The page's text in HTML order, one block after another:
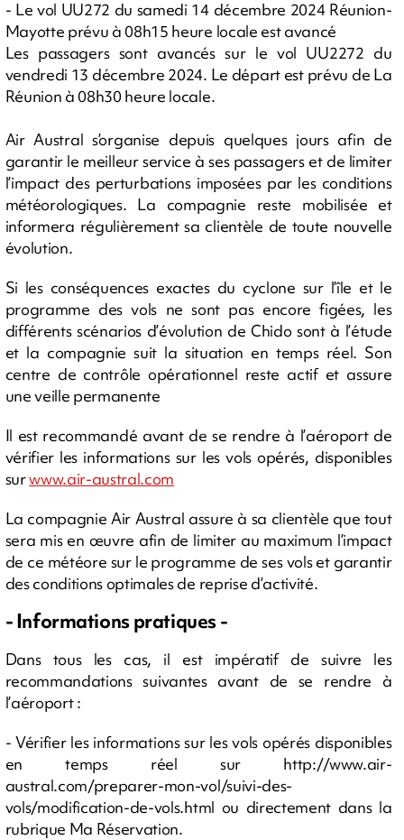
- Le vol UU272 du samedi 14 décembre 2024 Réunion-
Mayotte prévu à 08h15 heure locale est avancé
Les passagers sont avancés sur le vol UU2272 du
vendredi 13 décembre 2024. Le départ est prévu de La
Réunion à 08h30 heure locale.
Air Austral s’organise depuis quelques jours afin de
garantir le meilleur service à ses passagers et de limiter
l’impact des perturbations imposées par les conditions
météorologiques. La compagnie reste mobilisée et
informera régulièrement sa clientèle de toute nouvelle
évolution.
Si les conséquences exactes du cyclone sur l’île et le
programme des vols ne sont pas encore figées, les
différents scénarios d’évolution de Chido sont à l’étude
et la compagnie suit la situation en temps réel. Son
centre de contrôle opérationnel reste actif et assure
une veille permanente
Il est recommandé avant de se rendre à l’aéroport de
vérifier les informations sur les vols opérés, disponibles
surwww.air-austral.com
La compagnie Air Austral assure à sa clientèle que tout
sera mis en œuvre afin de limiter au maximum l’impact
de ce météore sur le programme de ses vols et garantir
des conditions optimales de reprise d’activité.
- Informations pratiques -
Dans tous les cas, il est impératif de suivre les
recommandations suivantes avant de se rendre à
l’aéroport :
- Vérifier les informations sur les vols opérés disponibles
en temps réel sur http://www.air-
austral.com/preparer-mon-vol/suivi-des-
vols/modification-de-vols.html ou directement dans la
rubrique Ma Réservation.